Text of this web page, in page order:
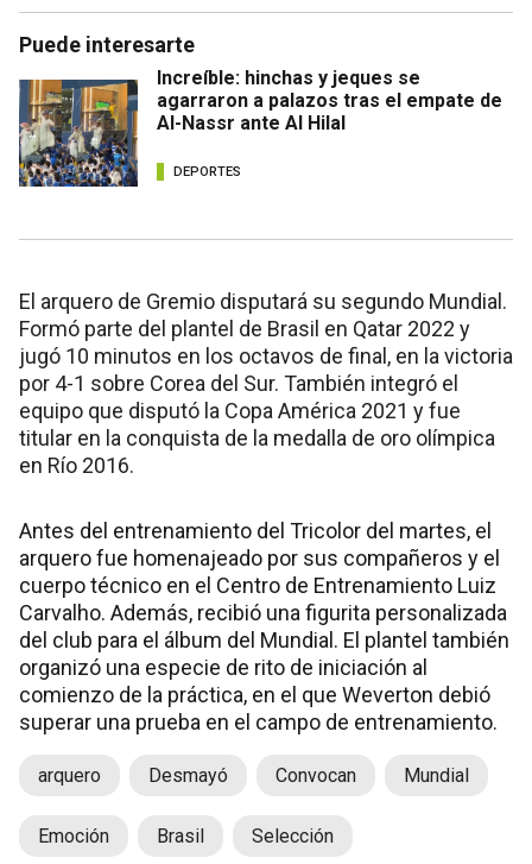
Puede interesarte
Increíble: hinchas y jeques se
agarraron a palazos tras el empate de
Al-Nassr ante Al Hilal
DEPORTES
El arquero de Gremio disputará su segundo Mundial.
Formó parte del plantel de Brasil en Qatar 2022 y
jugó 10 minutos en los octavos de final, en la victoria
por 4-1 sobre Corea del Sur. También integró el
equipo que disputó la Copa América 2021 y fue
titular en la conquista de la medalla de oro olímpica
en Río 2016.
Antes del entrenamiento del Tricolor del martes, el
arquero fue homenajeado por sus compañeros y el
cuerpo técnico en el Centro de Entrenamiento Luiz
Carvalho. Además, recibió una figurita personalizada
del club para el álbum del Mundial. El plantel también
organizó una especie de rito de iniciación al
comienzo de la práctica, en el que Weverton debió
superar una prueba en el campo de entrenamiento.
arquero Desmayó Convocan Mundial
Emoción Brasil Selección